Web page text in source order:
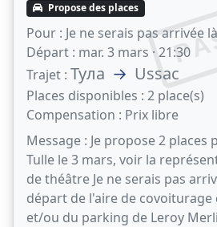
Propose des places
Pour : Je ne serais pas arrivée
Départ : mar. 3 mars · 21:30
Trajet : Тула → Ussac
Places disponibles : 2 place(s)
Compensation : Prix libre
Message : Je propose 2 places
Tulle le 3 mars, voir la
de théâtre Je ne serais pas
départ de l'aire de covoiturage
et/ou du parking de Leroy